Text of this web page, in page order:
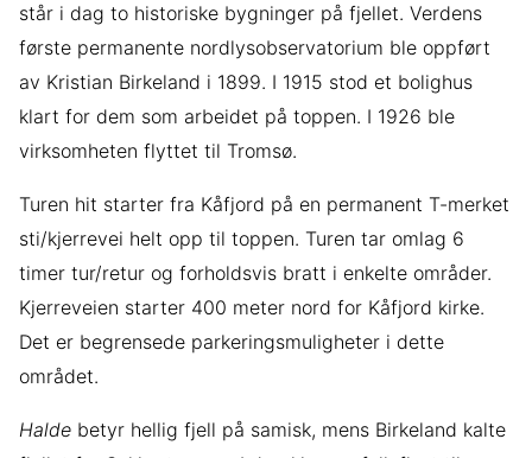
står i dag to historiske bygninger på fjellet. Verdens
første permanente nordlysobservatorium ble oppført
av Kristian Birkeland i 1899. I 1915 stod et bolighus
klart for dem som arbeidet på toppen. I 1926 ble
virksomheten flyttet til Tromsø.
Turen hit starter fra Kåfjord på en permanent T-merket
sti/kjerrevei helt opp til toppen. Turen tar omlag 6
timer tur/retur og forholdsvis bratt i enkelte områder.
Kjerreveien starter 400 meter nord for Kåfjord kirke.
Det er begrensede parkeringsmuligheter i dette
området.
Halde betyr hellig fjell på samisk, mens Birkeland kalte